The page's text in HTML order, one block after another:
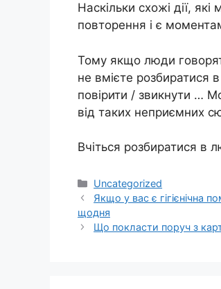
Наскільки схожі дії,
повторення і є
Тому якщо люди
не вмієте розбиратися
повірити / звикнути …
від таких неприємних
Вчіться розбиратися в
Категорії
Uncategorized
Якщо у вас є гігієнічна
щодня
Що покласти поруч з